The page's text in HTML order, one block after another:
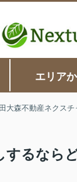
エリア
大森不動産ネクスチ
するなら